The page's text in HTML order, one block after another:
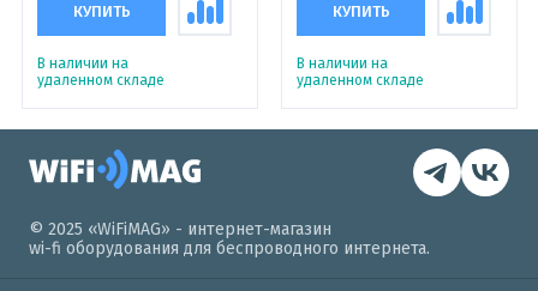
КУПИТЬ
В наличии на
удаленном складе
КУПИТЬ
В наличии на
удаленном складе
© 2025 «WiFiMAG» - интернет-магазин
wi-fi оборудования для беспроводного интернета.